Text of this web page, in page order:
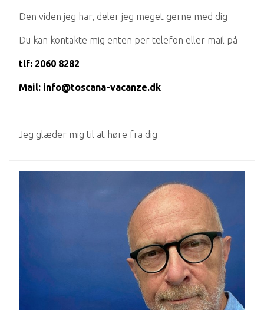
Den viden jeg har, deler jeg meget gerne med dig
Du kan kontakte mig enten per telefon eller mail på
tlf: 2060 8282
Mail: info@toscana-vacanze.dk
Jeg glæder mig til at høre fra dig